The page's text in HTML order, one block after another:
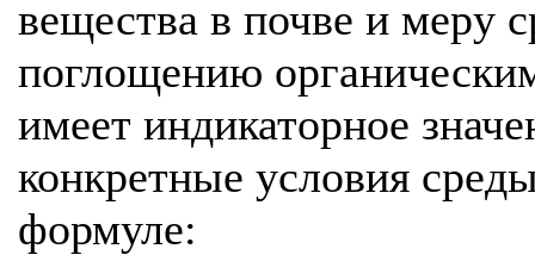
вещества в почве и меру
поглощению
имеет индикаторное
конкретные условия
формуле: